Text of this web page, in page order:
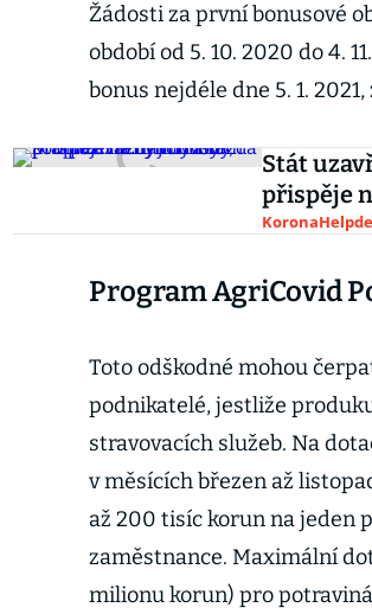
Žádosti za první bonusové
období od 5. 10. 2020 do 4.
bonus nejdéle dne 5. 1.
Stát
přispěje
Program AgriCovid
Toto odškodné mohou
podnikatelé, jestliže
stravovacích služeb. Na
v měsících březen až
až 200 tisíc korun na jeden
zaměstnance. Maximální
milionu korun) pro